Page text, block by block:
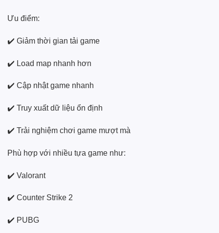
Ưu điểm:
✔️ Giảm thời gian tải game
✔️ Load map nhanh hơn
✔️ Cập nhật game nhanh
✔️ Truy xuất dữ liệu ổn định
✔️ Trải nghiệm chơi game mượt mà
Phù hợp với nhiều tựa game như:
✔️ Valorant
✔️ Counter Strike 2
✔️ PUBG